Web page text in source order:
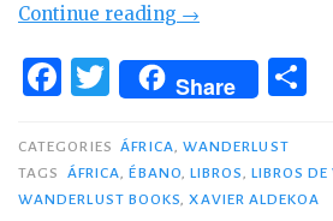
Continue reading «Wanderlust
‘Hijos
Nilo’
de
Xavier
→
F
c
e
T
w
it
te
Share
p
CATEGORIES ÁFRICA, WANDERLUST
TAGS
ÁFRICA,ÉBANO,LIBROS, LIBROS DE
WANDERLUST BOOKS,XAVIER ALDEKOA